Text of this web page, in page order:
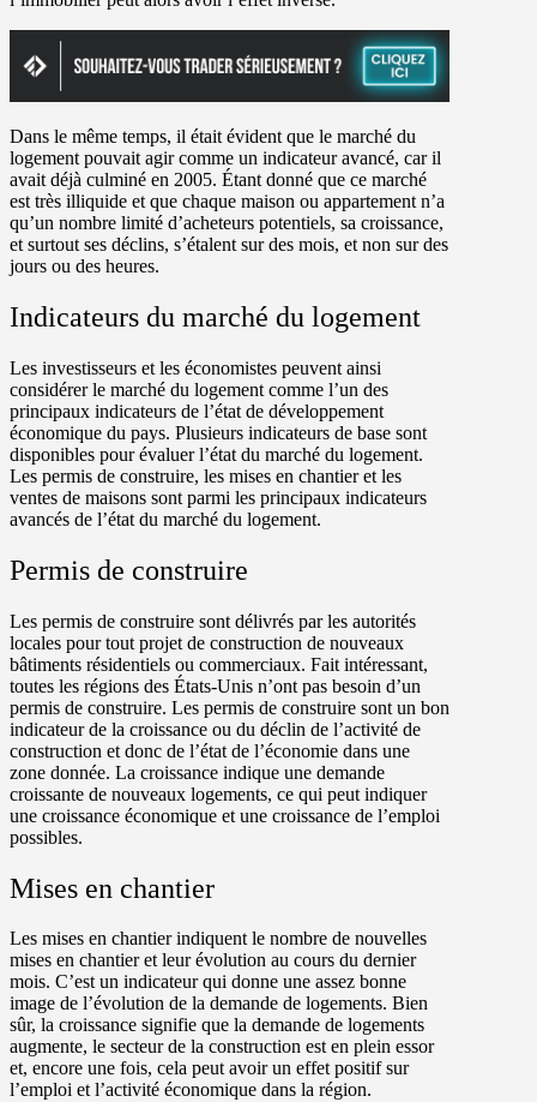
Dans le même temps, il était évident que le marché du
logement pouvait agir comme un indicateur avancé, car il
avait déjà culminé en 2005. Étant donné que ce marché
est très illiquide et que chaque maison ou appartement n’a
qu’un nombre limité d’acheteurs potentiels, sa croissance,
et surtout ses déclins, s’étalent sur des mois, et non sur des
jours ou des heures.
Indicateurs du marché du logement
Les investisseurs et les économistes peuvent ainsi
considérer le marché du logement comme l’un des
principaux indicateurs de l’état de développement
économique du pays. Plusieurs indicateurs de base sont
disponibles pour évaluer l’état du marché du logement.
Les permis de construire, les mises en chantier et les
ventes de maisons sont parmi les principaux indicateurs
avancés de l’état du marché du logement.
Permis de construire
Les permis de construire sont délivrés par les autorités
locales pour tout projet de construction de nouveaux
bâtiments résidentiels ou commerciaux. Fait intéressant,
toutes les régions des États-Unis n’ont pas besoin d’un
permis de construire. Les permis de construire sont un bon
indicateur de la croissance ou du déclin de l’activité de
construction et donc de l’état de l’économie dans une
zone donnée. La croissance indique une demande
croissante de nouveaux logements, ce qui peut indiquer
une croissance économique et une croissance de l’emploi
possibles.
Mises en chantier
Les mises en chantier indiquent le nombre de nouvelles
mises en chantier et leur évolution au cours du dernier
mois. C’est un indicateur qui donne une assez bonne
image de l’évolution de la demande de logements. Bien
sûr, la croissance signifie que la demande de logements
augmente, le secteur de la construction est en plein essor
et, encore une fois, cela peut avoir un effet positif sur
l’emploi et l’activité économique dans la région.